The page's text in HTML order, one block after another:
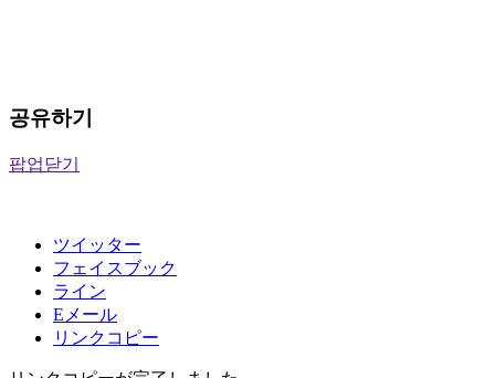
공유하기
팝업닫기
ツイッター
フェイスブック
ライン
Eメール
リンクコピー